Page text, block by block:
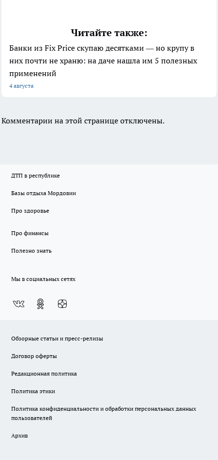
Читайте также:
Банки из Fix Price скупаю десятками — но крупу в
них почти не храню: на даче нашла им 5 полезных
применений
4 августа
Комментарии на этой странице отключены.
ДТП в республике
Базы отдыха Мордовии
Про здоровье
Про финансы
Полезно знать
Мы в социальных сетях
Обзорные статьи и пресс-релизы
Договор оферты
Редакционная политика
Политика этики
Политика конфиденциальности и обработки персональных данных
пользователей
Архив